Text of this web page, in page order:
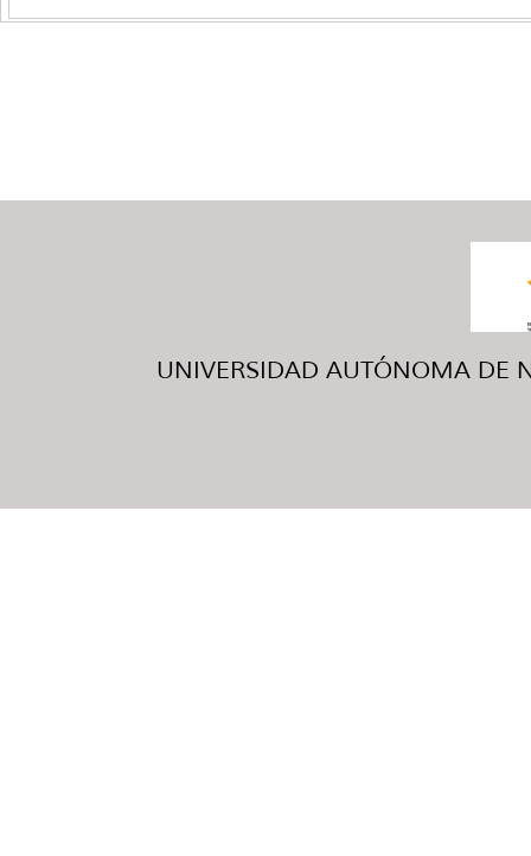
UNIVERSIDAD AUTÓNOMA DE